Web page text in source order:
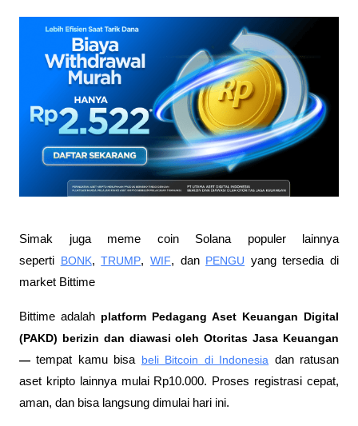
Simak juga meme coin Solana populer lainnya
seperti BONK, TRUMP, WIF, dan PENGU yang tersedia di
market Bittime
Bittime adalah platform Pedagang Aset Keuangan Digital
(PAKD) berizin dan diawasi oleh Otoritas Jasa Keuangan
— tempat kamu bisa beli Bitcoin di Indonesia dan ratusan
aset kripto lainnya mulai Rp10.000. Proses registrasi cepat,
aman, dan bisa langsung dimulai hari ini.